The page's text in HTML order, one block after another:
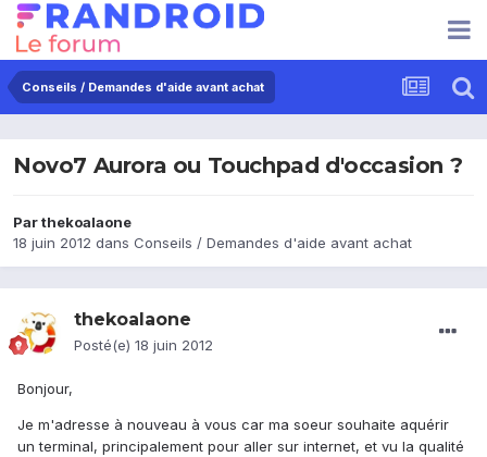
Conseils / Demandes d'aide avant achat
Novo7 Aurora ou Touchpad d'occasion ?
Parthekoalaone
18 juin 2012 dans Conseils / Demandes d'aide avant achat
thekoalaone
Posté(e) 18 juin 2012
Bonjour,
Je m'adresse à nouveau à vous car ma soeur souhaite aquérir
un terminal, principalement pour aller sur internet, et vu la qualité